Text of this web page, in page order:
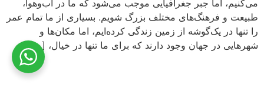
می‌کنیم، اما جبر جغرافیایی موجب می‌شود که ما در آب‌وهوا،
طبیعت و فرهنگ‌های مختلف بزرگ شویم. بسیاری از ما تمام عمر
را تنها در یک‌گوشه از زمین زندگی کرده‌ایم، اما مکان‌ها و
شهرهایی در جهان وجود دارند که برای ما تنها در خیال، […]